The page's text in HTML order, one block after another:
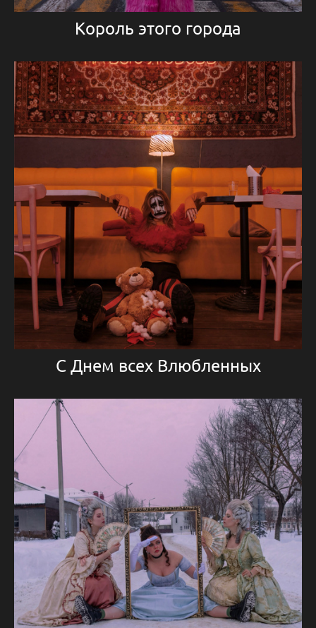
Король этого города
С Днем всех Влюбленных